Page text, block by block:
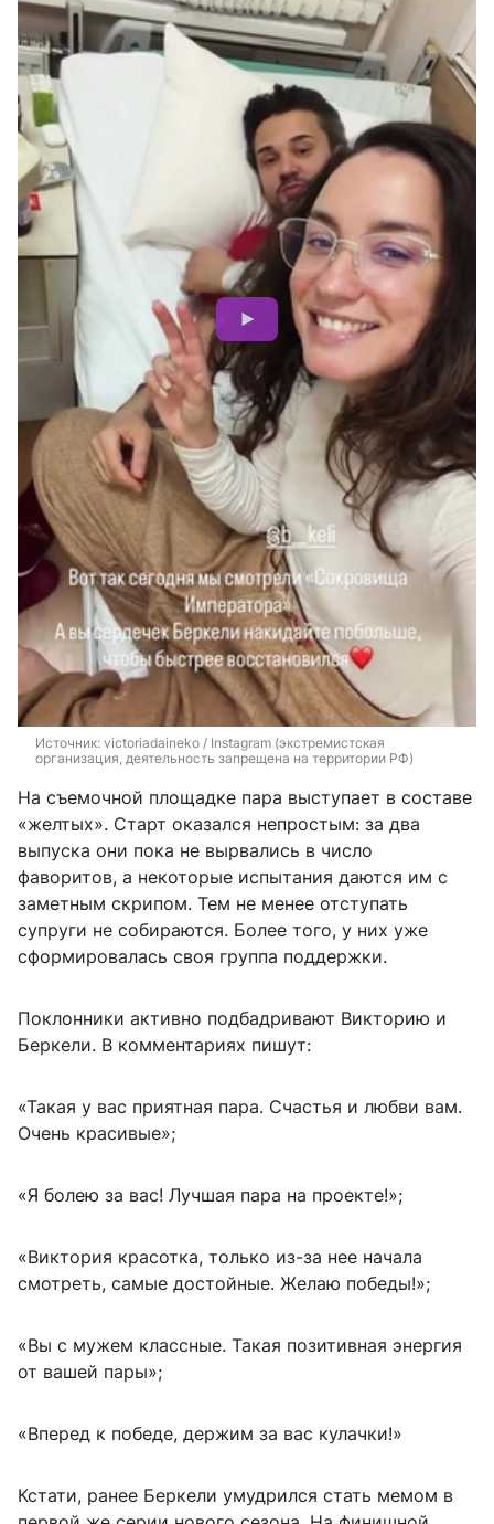
Источник: victoriadaineko / Instagram (экстремистская
организация, деятельность запрещена на территории РФ)
На съемочной площадке пара выступает в составе
«желтых». Старт оказался непростым: за два
выпуска они пока не вырвались в число
фаворитов, а некоторые испытания даются им с
заметным скрипом. Тем не менее отступать
супруги не собираются. Более того, у них уже
сформировалась своя группа поддержки.
Поклонники активно подбадривают Викторию и
Беркели. В комментариях пишут:
«Такая у вас приятная пара. Счастья и любви вам.
Очень красивые»;
«Я болею за вас! Лучшая пара на проекте!»;
«Виктория красотка, только из-за нее начала
смотреть, самые достойные. Желаю победы!»;
«Вы с мужем классные. Такая позитивная энергия
от вашей пары»;
«Вперед к победе, держим за вас кулачки!»
Кстати, ранее Беркели умудрился стать мемом в